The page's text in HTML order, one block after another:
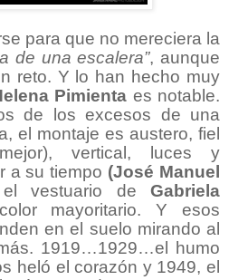
para que no mereciera la
de una escalera”, aunque
reto. Y lo han hecho muy
Pimienta es notable.
de los excesos de una
el montaje es austero, fiel
vertical, luces y
a su tiempo (José Manuel
vestuario de Gabriela
mayoritario. Y esos
en el suelo mirando al
1919…1929…el humo
heló el corazón y 1949, el